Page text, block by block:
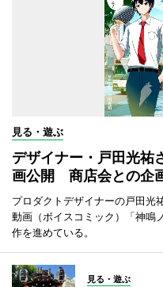
見る・遊ぶ
デザイナー・戸田光祐
画公開 商店会との企
プロダクトデザイナーの戸田光
動画（ボイスコミック）「神鳴
作を進めている。
見る・遊ぶ